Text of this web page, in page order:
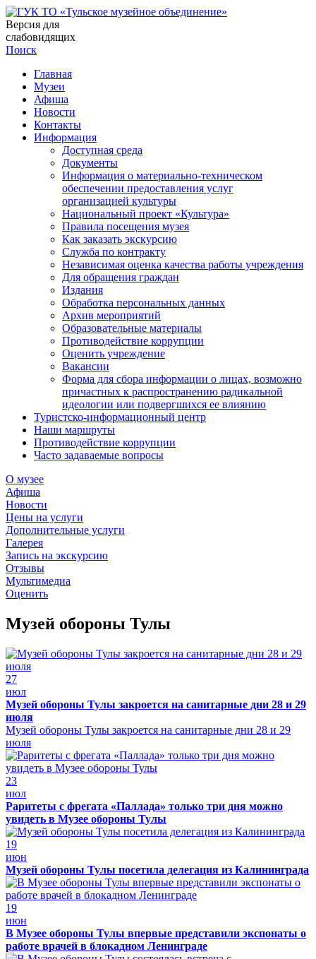
Версия для
слабовидящих
Поиск
Главная
Музеи
Афиша
Новости
Контакты
Информация
Доступная среда
Документы
Информация о материально-техническом
обеспечении предоставления услуг
организацией культуры
Национальный проект «Культура»
Правила посещения музея
Как заказать экскурсию
Служба по контракту
Независимая оценка качества работы учреждения
Для обращения граждан
Издания
Обработка персональных данных
Архив мероприятий
Образовательные материалы
Противодействие коррупции
Оценить учреждение
Вакансии
Форма для сбора информации о лицах, возможно
причастных к распространению радикальной
идеологии или подвергшихся ее влиянию
Туристско-информационный центр
Наши маршруты
Противодействие коррупции
Часто задаваемые вопросы
О музее
Афиша
Новости
Цены на услуги
Дополнительные услуги
Галерея
Запись на экскурсию
Отзывы
Мультимедиа
Оценить
Музей обороны Тулы
27
июл
Музей обороны Тулы закроется на санитарные дни 28 и 29
июля
Музей обороны Тулы закроется на санитарные дни 28 и 29
июля
23
июл
Раритеты с фрегата «Паллада» только три дня можно
увидеть в Музее обороны Тулы
19
июн
Музей обороны Тулы посетила делегация из Калининграда
19
июн
В Музее обороны Тулы впервые представили экспонаты о
работе врачей в блокадном Ленинграде